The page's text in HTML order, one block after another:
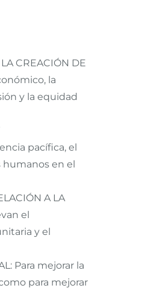
CREACIÓN DE
la
y la equidad
pacífica, el
humanos en el
A LA
el
y el
Para mejorar la
para mejorar